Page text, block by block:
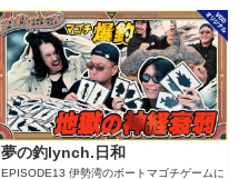
夢の釣lynch.日和
EPISODE13 伊勢湾のボートマゴチゲームに